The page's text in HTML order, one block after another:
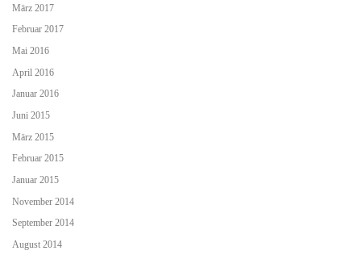
März 2017
Februar 2017
Mai 2016
April 2016
Januar 2016
Juni 2015
März 2015
Februar 2015
Januar 2015
November 2014
September 2014
August 2014